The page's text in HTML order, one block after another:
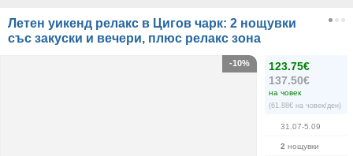
Летен уикенд релакс в Цигов чарк: 2 нощувки
със закуски и вечери, плюс релакс зона
123.75€
137.50€
на човек
(61.88€ на човек/ден)
31.07-5.09
2 нощувки
-10%